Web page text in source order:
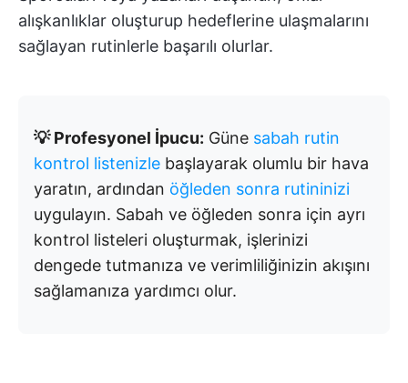
alışkanlıklar oluşturup hedeflerine ulaşmalarını
sağlayan rutinlerle başarılı olurlar.
💡 Profesyonel İpucu: Güne sabah rutin
kontrol listenizle başlayarak olumlu bir hava
yaratın, ardından öğleden sonra rutininizi
uygulayın. Sabah ve öğleden sonra için ayrı
kontrol listeleri oluşturmak, işlerinizi
dengede tutmanıza ve verimliliğinizin akışını
sağlamanıza yardımcı olur.